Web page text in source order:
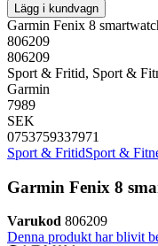
Lägg i kundvagn
Garmin Fenix 8
806209
806209
Sport & Fritid, Sport &
Garmin
7989
SEK
0753759337971
Sport & FritidSport &
Garmin Fenix 8
Varukod 806209
Denna produkt har blivit